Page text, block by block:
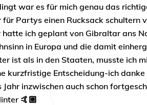
war es für mich genau das
für Partys einen Rucksack schultern
hatte ich geplant von Gibraltar ans
in Europa und die damit
ist als in den Staaten, musste ich
kurzfristige Entscheidung-ich danke
Jahr inzwischen auch schon
🤙🏼